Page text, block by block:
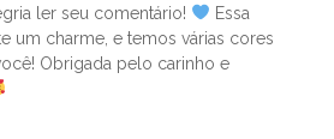
ler seu comentário!
Essa
um charme, e temos várias cores
Obrigada pelo carinho e